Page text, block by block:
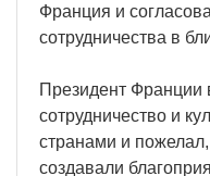
Франция и
сотрудничества в
Президент Франции
сотрудничество и
странами и
создавали